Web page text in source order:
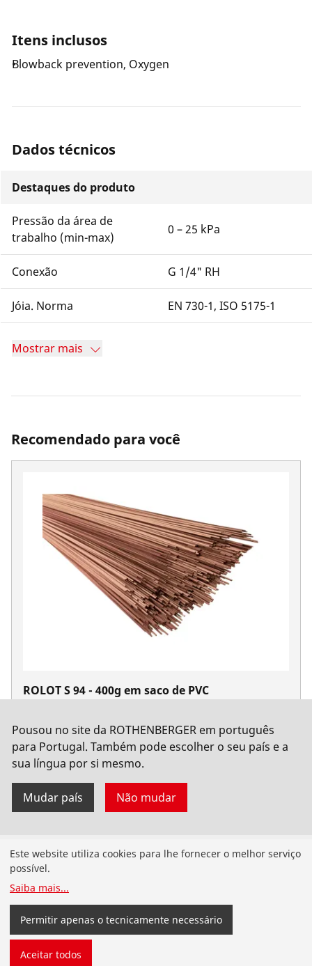
Itens inclusos
Blowback prevention, Oxygen
Dados técnicos
Destaques do produto
Pressão da área de
trabalho (min-max)
0 – 25 kPa
Conexão G 1/4" RH
Jóia. Norma EN 730-1, ISO 5175-1
Mostrar mais
Recomendado para você
ROLOT S 94 - 400g em saco de PVC
Pousou no site da ROTHENBERGER em português
para Portugal. Também pode escolher o seu país e a
sua língua por si mesmo.
Mudar país Não mudar
Produtos
Instalação de tubagens
Serviço e manutenção de tubagens
Ferramentas de ar condicionado e refrigeração
Este website utiliza cookies para lhe fornecer o melhor serviço
possível.
Saiba mais...
Permitir apenas o tecnicamente necessário
Aceitar todos